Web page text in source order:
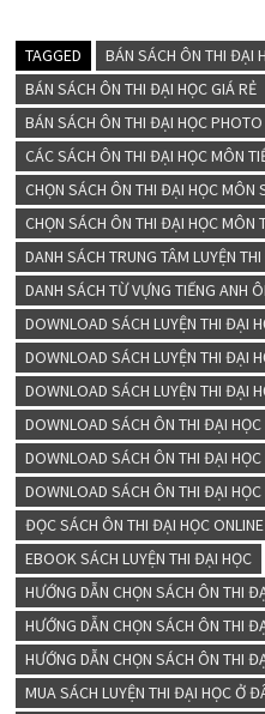
TAGGED
BÁN SÁCH ÔN THI ĐẠI
BÁN SÁCH ÔN THI ĐẠI HỌC GIÁ RẺ
BÁN SÁCH ÔN THI ĐẠI HỌC PHOTO
CÁC SÁCH ÔN THI ĐẠI HỌC MÔN
CHỌN SÁCH ÔN THI ĐẠI HỌC MÔN
CHỌN SÁCH ÔN THI ĐẠI HỌC MÔN
DANH SÁCH TRUNG TÂM LUYỆN
DANH SÁCH TỪ VỰNG TIẾNG ANH
DOWNLOAD SÁCH LUYỆN THI ĐẠI
DOWNLOAD SÁCH LUYỆN THI ĐẠI
DOWNLOAD SÁCH LUYỆN THI ĐẠI
DOWNLOAD SÁCH ÔN THI ĐẠI HỌC
DOWNLOAD SÁCH ÔN THI ĐẠI
DOWNLOAD SÁCH ÔN THI ĐẠI HỌC
ĐỌC SÁCH ÔN THI ĐẠI HỌC ONLINE
EBOOK SÁCH LUYỆN THI ĐẠI HỌC
HƯỚNG DẪN CHỌN SÁCH ÔN THI
HƯỚNG DẪN CHỌN SÁCH ÔN THI
HƯỚNG DẪN CHỌN SÁCH ÔN THI
MUA SÁCH LUYỆN THI ĐẠI HỌC Ở